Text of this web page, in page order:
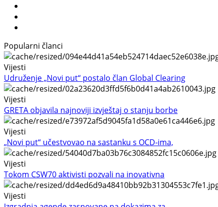
Popularni članci
Vijesti
Udruženje „Novi put“ postalo član Global Clearing
Vijesti
GRETA objavila najnoviji izvještaj o stanju borbe
Vijesti
„Novi put“ učestvovao na sastanku s OCD-ima,
Vijesti
Tokom CSW70 aktivisti pozvali na inovativna
Vijesti